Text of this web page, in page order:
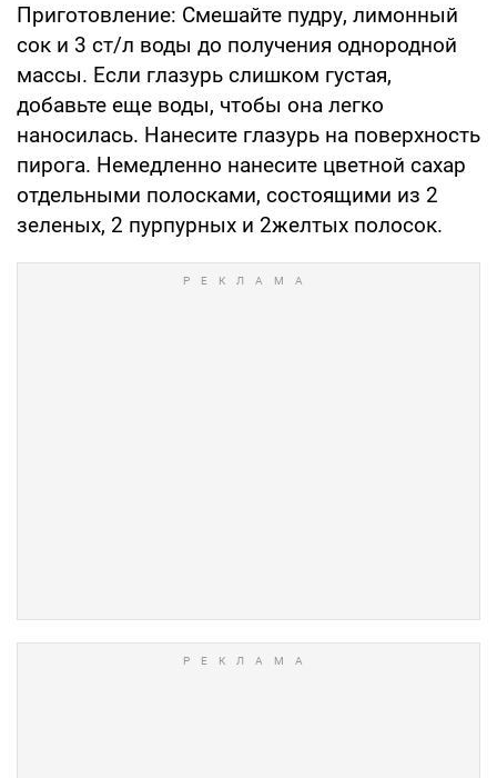
Приготовление: Смешайте пудру, лимонный
сок и 3 cт/л воды до получения однородной
массы. Если глазурь слишком густая,
добавьте еще воды, чтобы она легко
наносилась. Нанесите глазурь на поверхность
пирога. Немедленно нанесите цветной сахар
отдельными полосками, состоящими из 2
зеленых, 2 пурпурных и 2желтых полосок.